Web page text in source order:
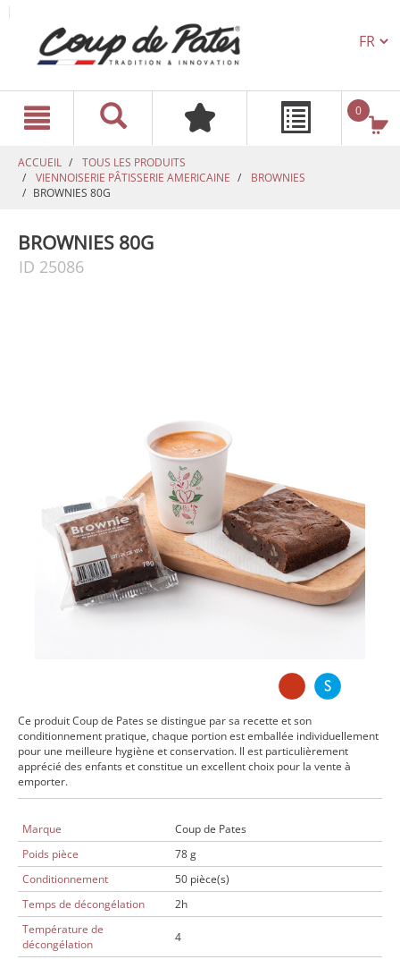
0
ACCUEIL
TOUS LES PRODUITS
VIENNOISERIE PÂTISSERIE AMERICAINE
BROWNIES
BROWNIES 80G
BROWNIES 80G
ID 25086
Ce produit Coup de Pates se distingue par sa recette et son
conditionnement pratique, chaque portion est emballée individuellement
pour une meilleure hygiène et conservation. Il est particulièrement
apprécié des enfants et constitue un excellent choix pour la vente à
emporter.
Marque
Coup de Pates
Poids pièce
78 g
Conditionnement
50 pièce(s)
Temps de décongélation
2h
Température de
décongélation
4